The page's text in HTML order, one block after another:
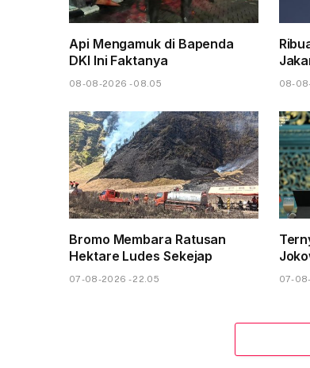
Api Mengamuk di Bapenda
DKI Ini Faktanya
08-08-2026 - 08.05 08-
Bromo Membara Ratusan
Hektare Ludes Sekejap
07-08-2026 - 22.05 07-